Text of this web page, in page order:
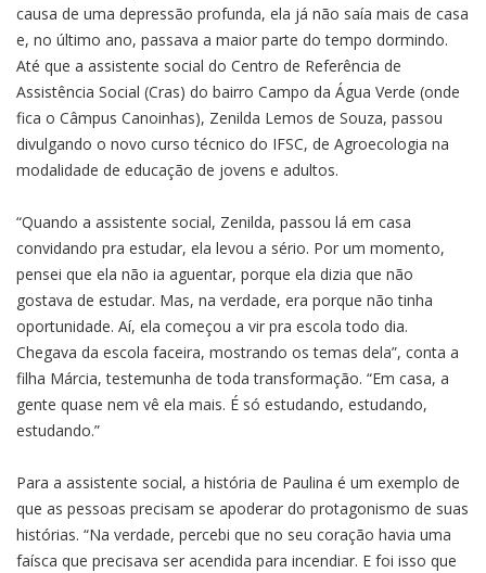
causa de uma depressão profunda, ela já não saía mais de casa
e, no último ano, passava a maior parte do tempo dormindo.
Até que a assistente social do Centro de Referência de
Assistência Social (Cras) do bairro Campo da Água Verde (onde
fica o Câmpus Canoinhas), Zenilda Lemos de Souza, passou
divulgando o novo curso técnico do IFSC, de Agroecologia na
modalidade de educação de jovens e adultos.
“Quando a assistente social, Zenilda, passou lá em casa
convidando pra estudar, ela levou a sério. Por um momento,
pensei que ela não ia aguentar, porque ela dizia que não
gostava de estudar. Mas, na verdade, era porque não tinha
oportunidade. Aí, ela começou a vir pra escola todo dia.
Chegava da escola faceira, mostrando os temas dela”, conta a
filha Márcia, testemunha de toda transformação. “Em casa, a
gente quase nem vê ela mais. É só estudando, estudando,
estudando.”
Para a assistente social, a história de Paulina é um exemplo de
que as pessoas precisam se apoderar do protagonismo de suas
histórias. “Na verdade, percebi que no seu coração havia uma
faísca que precisava ser acendida para incendiar. E foi isso que